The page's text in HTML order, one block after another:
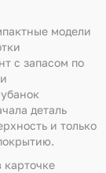
модели
с запасом по
деталь
и только
карточке